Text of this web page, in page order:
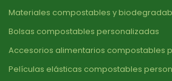
Materiales compostables y
Bolsas compostables personalizadas
Accesorios alimentarios compostables
Películas elásticas compostables